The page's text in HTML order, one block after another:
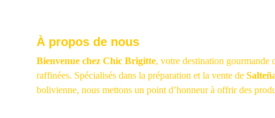
À propos de nous
Bienvenue chez Chic Brigitte, votre destination gourmande
raffinées. Spécialisés dans la préparation et la vente de
bolivienne, nous mettons un point d’honneur à offrir des